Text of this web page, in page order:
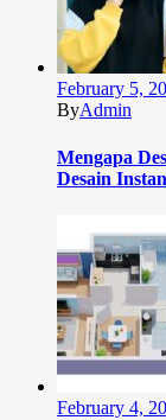
February 5,
ByAdmin
Mengapa
Desain
February 4,